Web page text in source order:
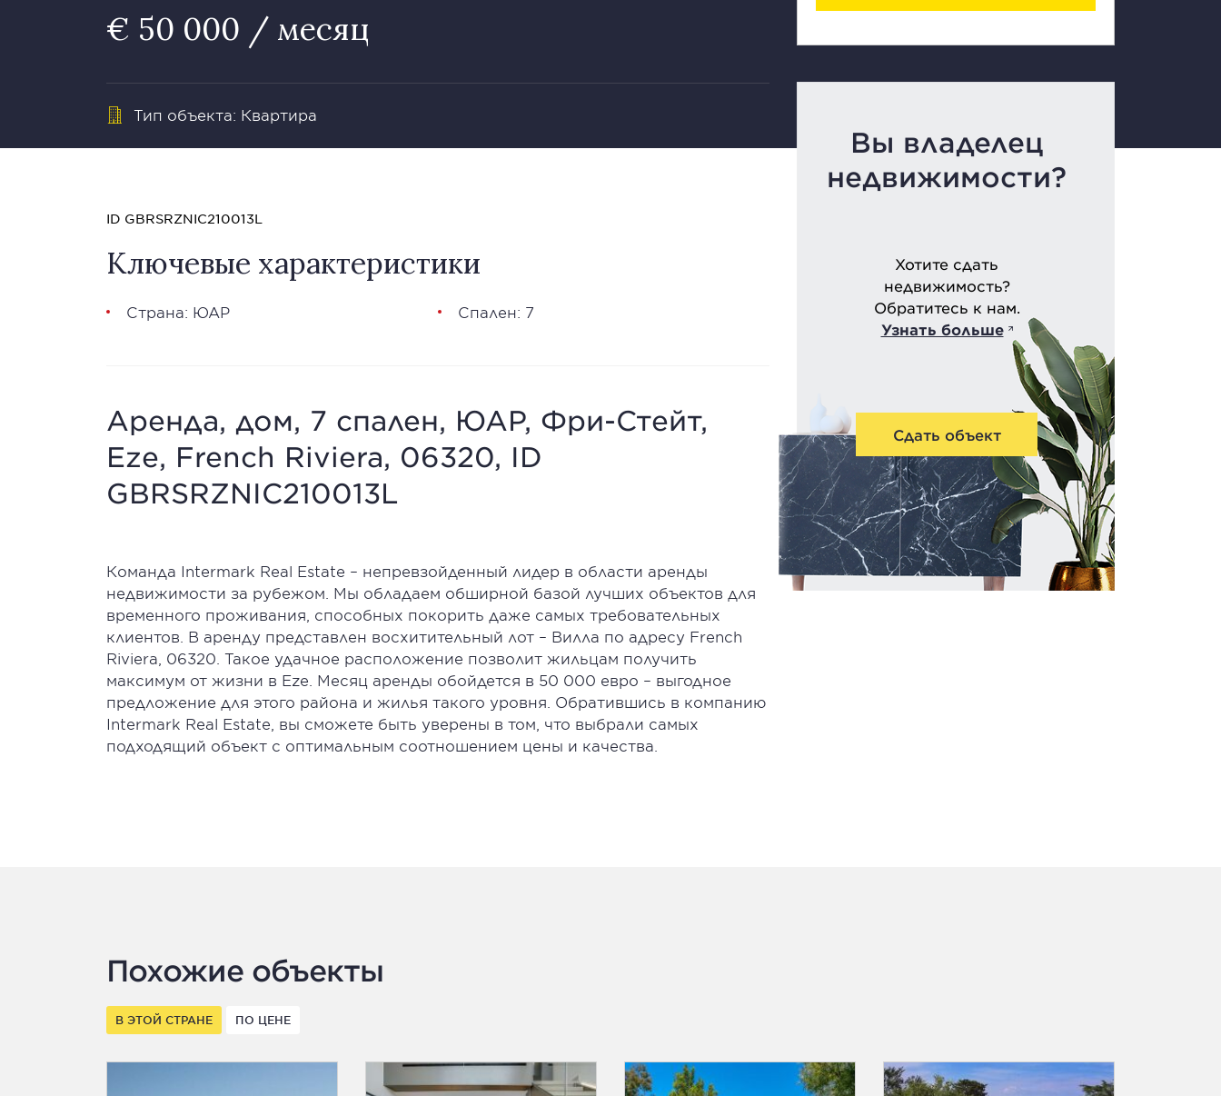
€ 50 000 / месяц
Тип объекта: Квартира
Вы владелец
недвижимости?
Хотите сдать
недвижимость?
Обратитесь к нам.
Узнать больше
Сдать объект
ID GBRSRZNIC210013L
Ключевые характеристики
Страна: ЮАР Спален: 7
Аренда, дом, 7 спален, ЮАР, Фри-Стейт,
Eze, French Riviera, 06320, ID
GBRSRZNIC210013L
Команда Intermark Real Estate – непревзойденный лидер в области аренды
недвижимости за рубежом. Мы обладаем обширной базой лучших объектов для
временного проживания, способных покорить даже самых требовательных
клиентов. В аренду представлен восхитительный лот – Вилла по адресу French
Riviera, 06320. Такое удачное расположение позволит жильцам получить
максимум от жизни в Eze. Месяц аренды обойдется в 50 000 евро – выгодное
предложение для этого района и жилья такого уровня. Обратившись в компанию
Intermark Real Estate, вы сможете быть уверены в том, что выбрали самых
подходящий объект с оптимальным соотношением цены и качества.
Похожие объекты
В ЭТОЙ СТРАНЕ ПО ЦЕНЕ